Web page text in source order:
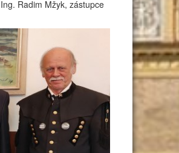
Radim Mžyk, zástupce